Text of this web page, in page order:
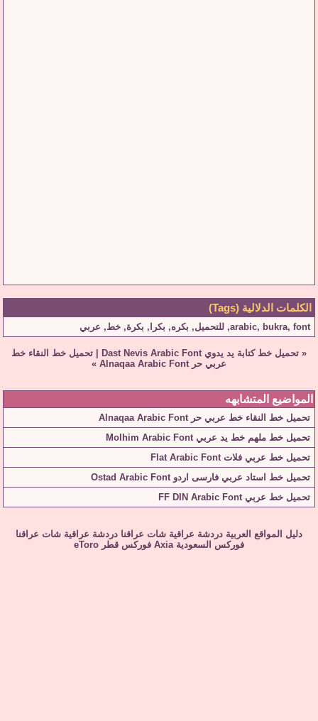
الكلمات الدلالية (Tags)
arabic, bukra, font
, للتحميل, بكره, بكرا , بكرة, خط, عربي
« تحميل خط كتابة يد يدوي Dast Nevis Arabic Font
تحميل خط النقاء خط
عربي حر Alnaqaa Arabic Font
»
المواضيع المتشابهه
تحميل خط النقاء خط عربي حر Alnaqaa Arabic Font
تحميل خط ملهم خط يد عربي Molhim Arabic Font
تحميل خط عربي فلات Flat Arabic Font
تحميل خط استاد عربي فارسى اردو Ostad Arabic Font
تحميل خط عربي FF DIN Arabic Font
دليل المواقع العربية دردشة عراقية شات عراقنا دردشة عراقية شات عراقنا
فوركس السعودية Axia فوركس قطر eToro